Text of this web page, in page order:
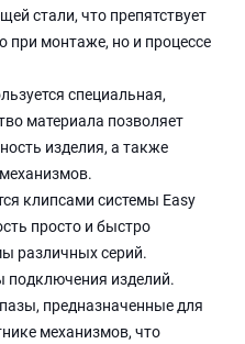
стали, что препятствует
при монтаже, но и процессе
специальная,
материала позволяет
изделия, а также
клипсами системы Easy
просто и быстро
различных серий.
подключения изделий.
предназначенные для
механизмов, что